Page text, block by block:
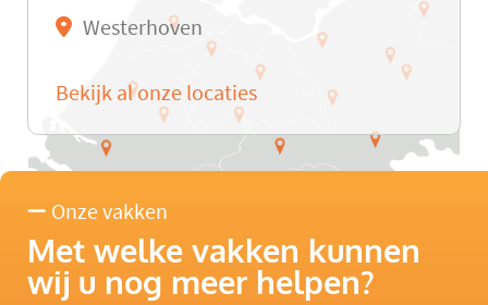
Westerhoven
Bekijk al onze locaties
Onze vakken
Met welke vakken kunnen
wij u nog meer helpen?